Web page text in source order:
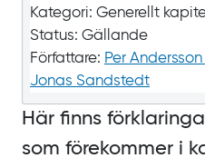
Kategori: Generellt
Status: Gällande
Författare: Per
Jonas Sandstedt
Här finns
som förekommer i